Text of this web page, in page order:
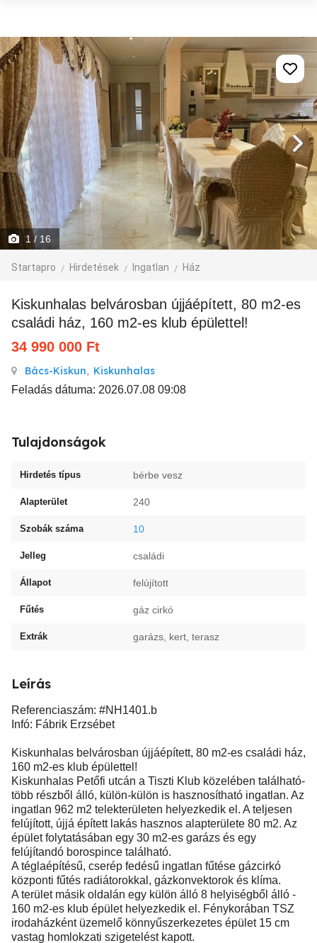
1 / 16
Startapro Hirdetések Ingatlan Ház
Kiskunhalas belvárosban újjáépített, 80 m2-es
családi ház, 160 m2-es klub épülettel!
34 990 000 Ft
Bács-Kiskun, Kiskunhalas
Feladás dátuma: 2026.07.08 09:08
Tulajdonságok
Hirdetés típus bérbe vesz
Alapterület 240
Szobák száma 10
Jelleg családi
Állapot felújított
Fűtés gáz cirkó
Extrák garázs, kert, terasz
Leírás
Referenciaszám: #NH1401.b
Infó: Fábrik Erzsébet
Kiskunhalas belvárosban újjáépített, 80 m2-es családi ház,
160 m2-es klub épülettel!
Kiskunhalas Petőfi utcán a Tiszti Klub közelében található-
több részből álló, külön-külön is hasznosítható ingatlan. Az
ingatlan 962 m2 telekterületen helyezkedik el. A teljesen
felújított, újjá épített lakás hasznos alapterülete 80 m2. Az
épület folytatásában egy 30 m2-es garázs és egy
felújítandó borospince található.
A téglaépítésű, cserép fedésű ingatlan fűtése gázcirkó
központi fűtés radiátorokkal, gázkonvektorok és klíma.
A terület másik oldalán egy külön álló 8 helyiségből álló -
160 m2-es klub épület helyezkedik el. Fénykorában TSZ
irodaházként üzemelő könnyűszerkezetes épület 15 cm
vastag homlokzati szigetelést kapott.